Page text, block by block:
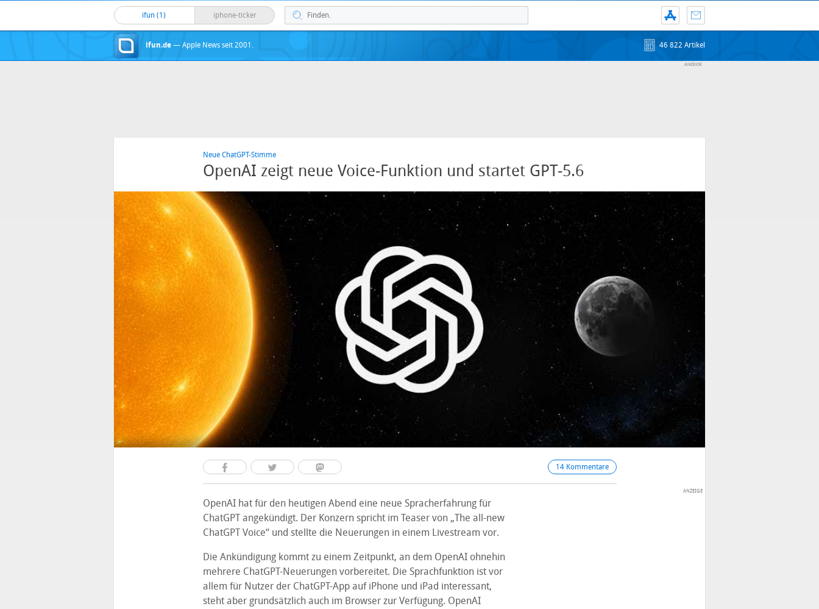
ifun (1) iphone-ticker
ifun.de — Apple News seit 2001. 46 822 Artikel
Neue ChatGPT-Stimme
OpenAI zeigt neue Voice-Funktion und startet GPT-5.6
14 Kommentare
OpenAI hat für den heutigen Abend eine neue Spracherfahrung für
ChatGPT angekündigt. Der Konzern spricht im Teaser von „The all-new
ChatGPT Voice“ und stellte die Neuerungen in einem Livestream vor.
Die Ankündigung kommt zu einem Zeitpunkt, an dem OpenAI ohnehin
mehrere ChatGPT-Neuerungen vorbereitet. Die Sprachfunktion ist vor
allem für Nutzer der ChatGPT-App auf iPhone und iPad interessant,
steht aber grundsätzlich auch im Browser zur Verfügung. OpenAI